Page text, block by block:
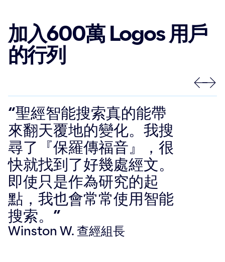
加入600萬 Logos 用戶
的行列
Winston W. 查經組長
“聖經智能搜索真的能帶
來翻天覆地的變化。我搜
尋了『保羅傳福音』，很
快就找到了好幾處經文。
即使只是作為研究的起
點，我也會常常使用智能
搜索。”